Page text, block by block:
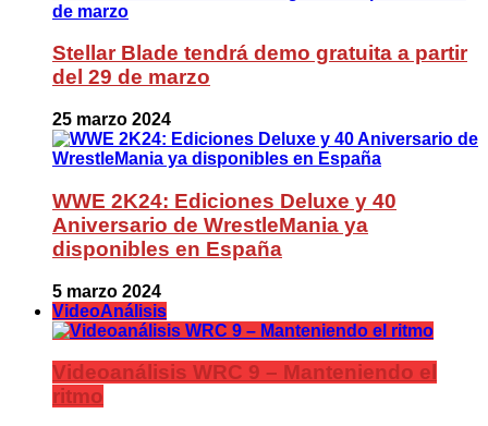
Stellar Blade tendrá demo gratuita a partir
del 29 de marzo
25 marzo 2024
WWE 2K24: Ediciones Deluxe y 40
Aniversario de WrestleMania ya
disponibles en España
5 marzo 2024
VideoAnálisis
Videoanálisis WRC 9 – Manteniendo el
ritmo